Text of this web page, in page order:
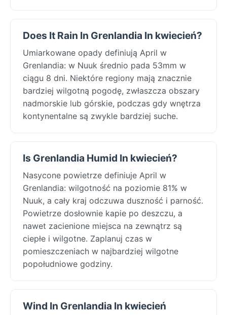
Does It Rain In Grenlandia In kwiecień?
Umiarkowane opady definiują April w
Grenlandia: w Nuuk średnio pada 53mm w
ciągu 8 dni. Niektóre regiony mają znacznie
bardziej wilgotną pogodę, zwłaszcza obszary
nadmorskie lub górskie, podczas gdy wnętrza
kontynentalne są zwykle bardziej suche.
Is Grenlandia Humid In kwiecień?
Nasycone powietrze definiuje April w
Grenlandia: wilgotność na poziomie 81% w
Nuuk, a cały kraj odczuwa duszność i parność.
Powietrze dosłownie kapie po deszczu, a
nawet zacienione miejsca na zewnątrz są
ciepłe i wilgotne. Zaplanuj czas w
pomieszczeniach w najbardziej wilgotne
popołudniowe godziny.
Wind In Grenlandia In kwiecień